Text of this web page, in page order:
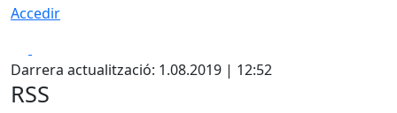
Accedir
Darrera actualització: 1.08.2019 | 12:52
RSS